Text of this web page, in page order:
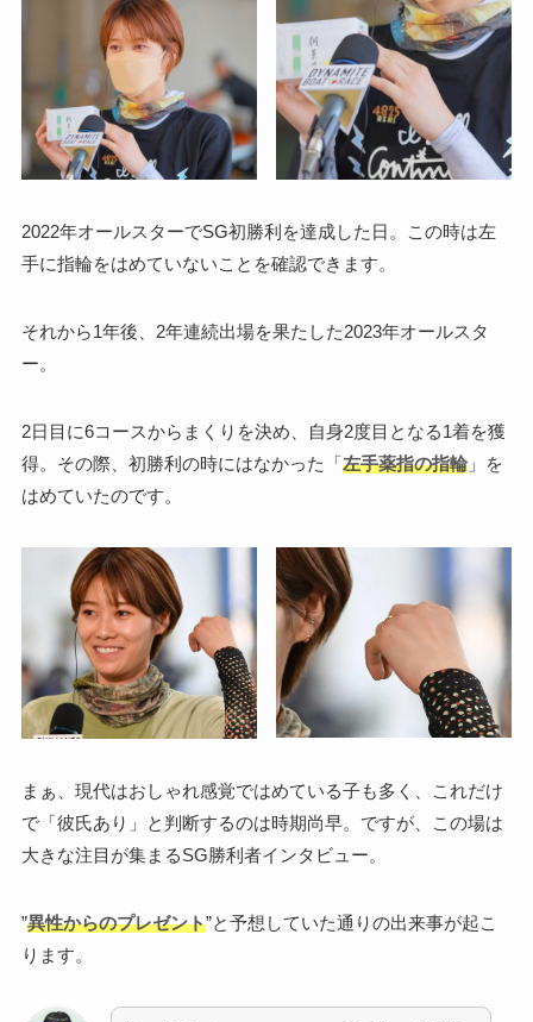
2022年オールスターでSG初勝利を達成した日。この時は左
手に指輪をはめていないことを確認できます。
それから1年後、2年連続出場を果たした2023年オールスタ
ー。
2日目に6コースからまくりを決め、自身2度目となる1着を獲
得。その際、初勝利の時にはなかった「左手薬指の指輪」を
はめていたのです。
まぁ、現代はおしゃれ感覚ではめている子も多く、これだけ
で「彼氏あり」と判断するのは時期尚早。ですが、この場は
大きな注目が集まるSG勝利者インタビュー。
”異性からのプレゼント”と予想していた通りの出来事が起こ
ります。